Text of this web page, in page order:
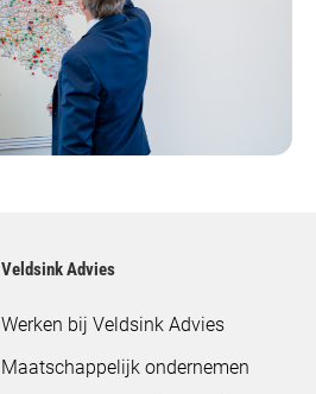
Veldsink Advies
Werken bij Veldsink Advies
Maatschappelijk ondernemen